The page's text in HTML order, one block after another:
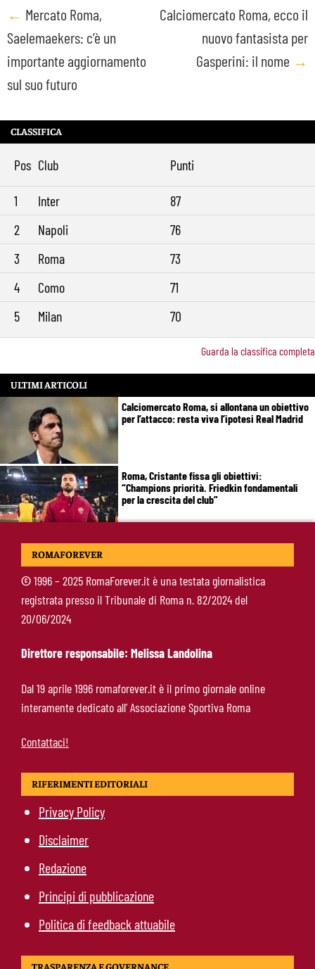
Post
navigation
← Mercato Roma,
Saelemaekers: c’è un
importante aggiornamento
sul suo futuro
Calciomercato Roma, ecco il
nuovo fantasista per
Gasperini: il nome →
CLASSIFICA
Pos Club Punti
1 Inter
87
2
Napoli
76
3
Roma
73
4
Como
71
5
Milan 70
Guarda la classifica completa
ULTIMI ARTICOLI
Calciomercato Roma, si allontana un obiettivo
per l’attacco: resta viva l’ipotesi Real Madrid
Roma, Cristante fissa gli obiettivi:
“Champions priorità. Friedkin fondamentali
per la crescita del club”
Brighton-Roma: dove vedere l’amichevole in tv
Castro-Roma, messaggio Scudetto: “Non sono
la riserva di Malen”
ROMAFOREVER
©1996 – 2025 RomaForever.it è una testata giornalistica
registrata presso il Tribunale di Roma n. 82/2024 del
20/06/2024
Direttore responsabile: Melissa Landolina
Dal 19 aprile 1996 romaforever.it è il primo giornale online
interamente dedicato all’ Associazione Sportiva Roma
Contattaci!
RIFERIMENTI EDITORIALI
Privacy Policy
Disclaimer
Redazione
Principi di pubblicazione
Politica di feedback attuabile
TRASPARENZA E GOVERNANCE